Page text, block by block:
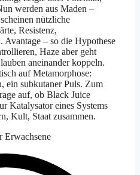
werden aus Maden –
nützliche
Resistenz,
Avantage – so die Hypothese
Haze aber geht
aneinander koppeln.
auf Metamorphose:
ein subkutaner Puls. Zum
auf, ob Black Juice
Katalysator eines Systems
Kult, Staat zusammen.